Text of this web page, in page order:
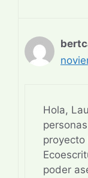
Hola,
proyecto
poder